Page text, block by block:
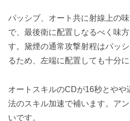
パッシブ、オート共に射線上の
で、最後衛に配置しなるべく味
す。黛煙の通常攻撃射程はパッ
るため、左端に配置しても十分に
オートスキルのCDが16秒とやや
法のスキル加速で補います。ア
いです。